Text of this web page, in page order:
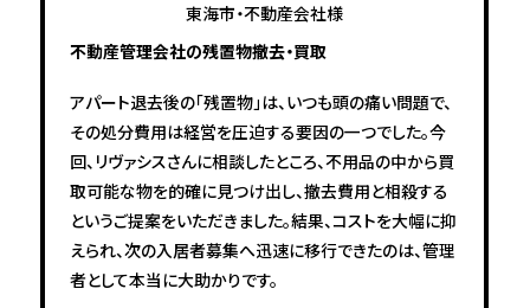
東海市・不動産会社様
不動産管理会社の残置物撤去・買取
アパート退去後の「残置物」は、いつも頭の痛い問題で、
その処分費用は経営を圧迫する要因の一つでした。今
回、リヴァシスさんに相談したところ、不用品の中から買
取可能な物を的確に見つけ出し、撤去費用と相殺する
というご提案をいただきました。結果、コストを大幅に抑
えられ、次の入居者募集へ迅速に移行できたのは、管理
者として本当に大助かりです。